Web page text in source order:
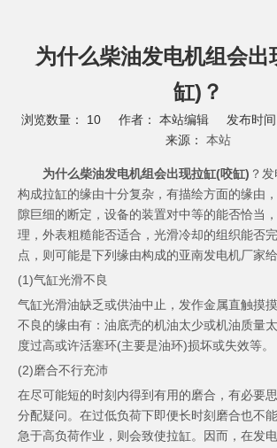
为什么柴油发电机组会出
缸)？
浏览数量： 10 作者： 本站编辑 发布时
来源： 本站
["wechat","weibo","qzone","douban","email"]
为什么柴油发电机组会出现拉缸(咬缸) ？ 发
构成拉缸的缘由十分复杂，有描绘方面的缘由
隙巨细的断定，设备的装置对中等的能否恰当
理，外表粗糙能否适合，光滑冷却的组织能否
点，则可能是下列缘由构成的亚南发电机厂家
(1)气缸光滑不良
气缸光滑油缺乏或供油中止，发作金属直触摸
不良的缘由有：油底壳的机油太少或机油质量
度过高或许活塞环(主要是油环)损坏或失效等。
(2)磨合不行充沛
在尽可能短的时刻内得到有用的磨合，有必要
分配疑问。在过低负荷下即便长时刻磨合也不
急于高负荷作业，则会致使拉缸。因而，在发